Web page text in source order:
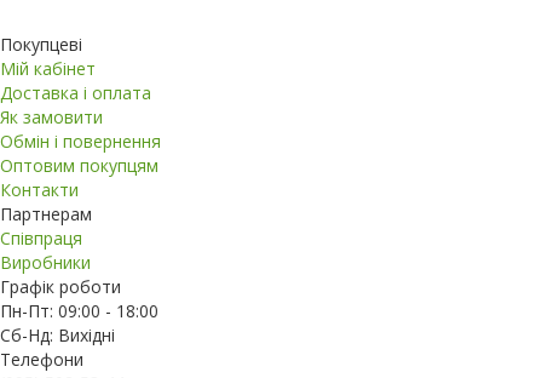
Покупцеві
Мій кабінет
Доставка і оплата
Як замовити
Обмін і повернення
Оптовим покупцям
Контакти
Партнерам
Співпраця
Виробники
Графік роботи
Пн-Пт: 09:00 - 18:00
Сб-Нд: Вихідні
Телефони